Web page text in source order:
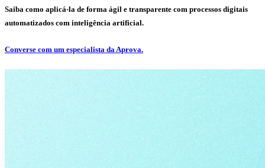
Saiba como aplicá-la de forma ágil e transparente com processos digitais
automatizados com inteligência artificial.
Converse com um especialista da Aprova.